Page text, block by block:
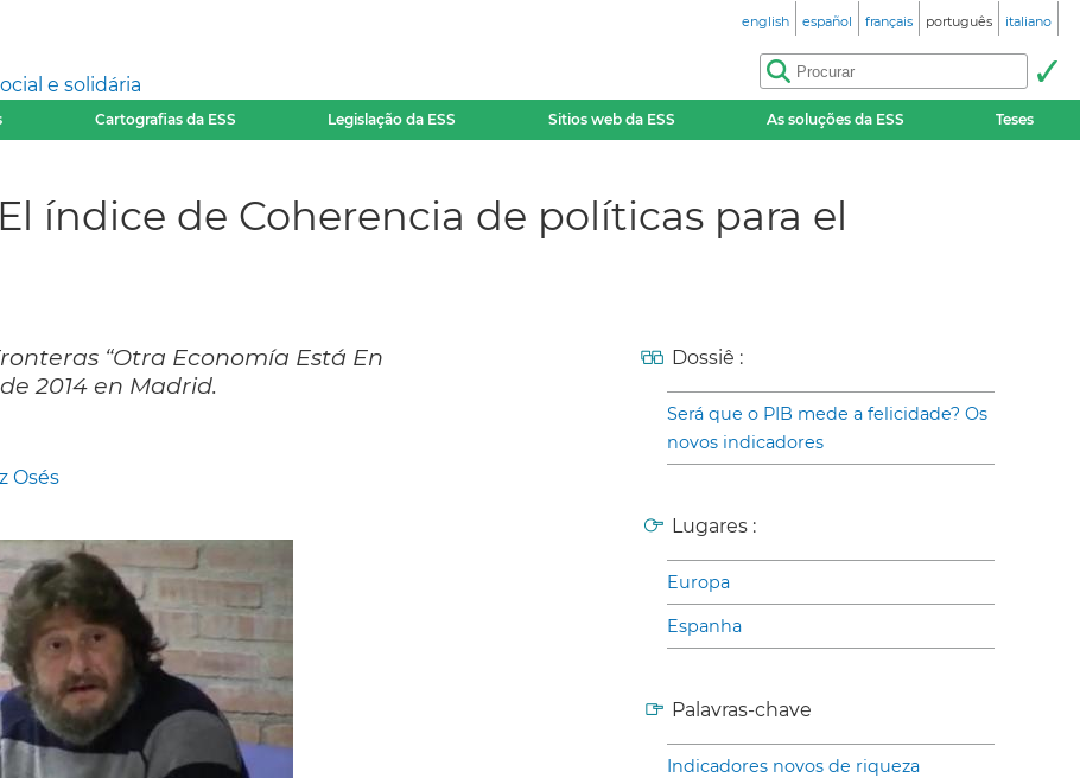
e solidária
english español français português italiano
Cartografias da ESS Legislação da ESS Sitios web da ESS As soluções da ESS Teses
índice de Coherencia de políticas para el
“Otra Economía Está En
2014 en Madrid.
Osés
Dossiê :
Será que o PIB mede a felicidade? Os
novos indicadores
Lugares :
Europa
Espanha
Palavras-chave
Indicadores novos de riqueza